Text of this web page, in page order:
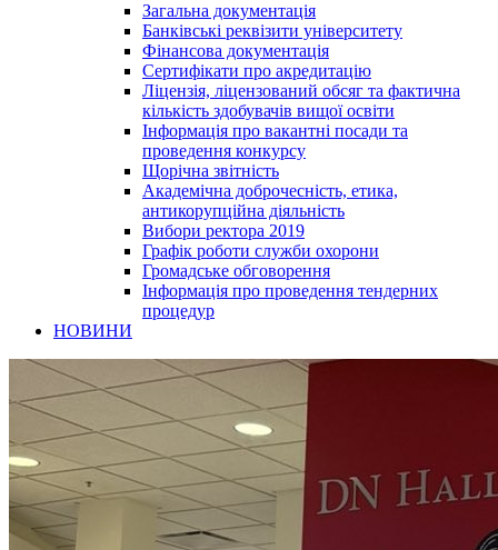
Загальна документація
Банківські реквізити університету
Фінансова документація
Сертифікати про акредитацію
Ліцензія, ліцензований обсяг та фактична
кількість здобувачів вищої освіти
Інформація про вакантні посади та
проведення конкурсу
Щорічна звітність
Академічна доброчесність, етика,
антикорупційна діяльність
Вибори ректора 2019
Графік роботи служби охорони
Громадське обговорення
Інформація про проведення тендерних
процедур
НОВИНИ